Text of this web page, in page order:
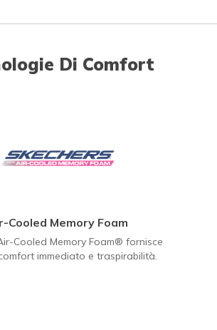
Di Comfort
Cooled Memory Foam
Cooled Memory Foam® fornisce
immediato e traspirabilità.